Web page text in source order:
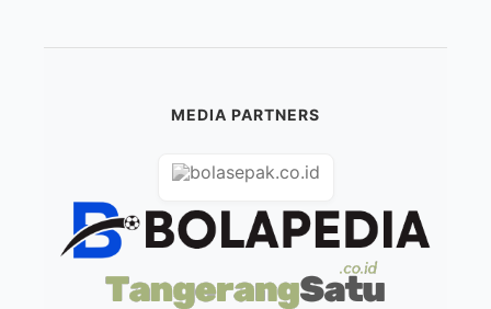
MEDIA PARTNERS